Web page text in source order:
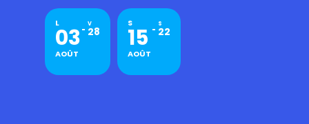
L
03
AOÛT
V
28
S
15
AOÛT
S
22